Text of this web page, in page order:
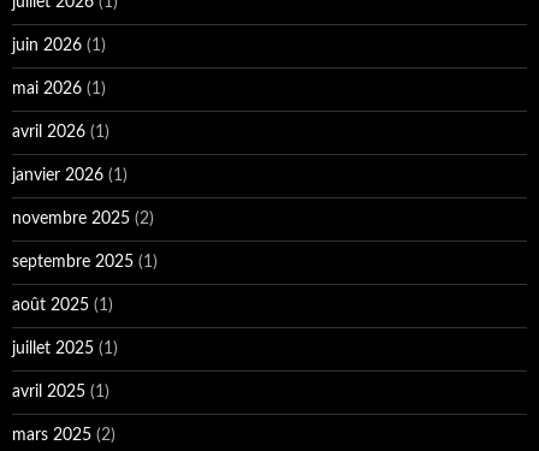
juin 2026 (1)
mai 2026 (1)
avril 2026 (1)
janvier 2026 (1)
novembre 2025 (2)
septembre 2025 (1)
août 2025 (1)
juillet 2025 (1)
avril 2025 (1)
mars 2025 (2)